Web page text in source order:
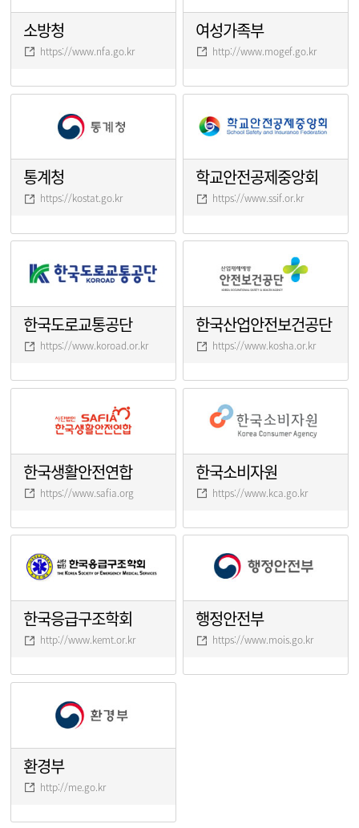
소방청
https://www.nfa.go.kr
여성가족부
http://www.mogef.go.kr
통계청
https://kostat.go.kr
학교안전공제중앙회
https://www.ssif.or.kr
한국도로교통공단
https://www.koroad.or.kr
한국산업안전보건공단
https://www.kosha.or.kr
한국생활안전연합
https://www.safia.org
한국소비자원
https://www.kca.go.kr
한국응급구조학회
http://www.kemt.or.kr
행정안전부
https://www.mois.go.kr
환경부
http://me.go.kr